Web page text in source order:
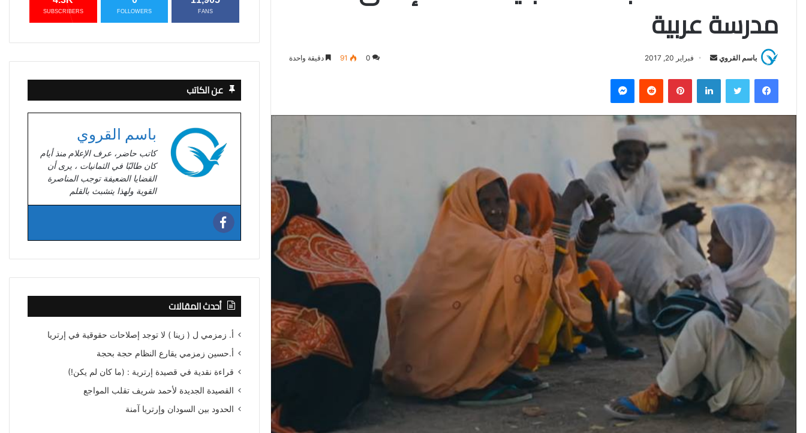
مدرسة عربية
باسم القروي
س
ب
ر
د
ا
إ
ك
ت
ر
و
ن
ي
ا
فبراير 20, 2017 0
91 دقيقة واحدة
فيسبوك لينكدإن بينتيريست
FANS
FOLLOWERS
SUBSCRIBERS
عن الكاتب
باسم القروي
كاتب حاضر، عرف الإعلام منذ أيام
كان طالبًا في الثمانيات ، يرى أن
القضايا الضعيفة توجب المناصرة
القوية ولهذا يتشبث بالقلم
أحدث المقالات
أ. زمزمي ل ( زينا ) لا توجد إصلاحات حقوقية في إرتريا
أ.حسين زمزمي يقارع النظام حجة بحجة
قراءة نقدية في قصيدة إرترية : (ما كان لم يكن!)
القصيدة الجديدة لأحمد شريف تقلب المواجع
الحدود بين السودان وإرتريا آمنة